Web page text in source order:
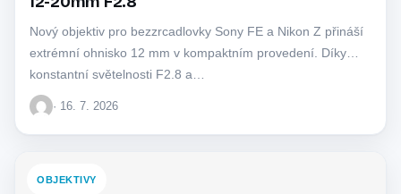
Nový objektiv pro bezzrcadlovky Sony FE a Nikon Z přináší
extrémní ohnisko 12 mm v kompaktním provedení. Díky
konstantní světelnosti F2.8 a…
· 16. 7. 2026
OBJEKTIVY